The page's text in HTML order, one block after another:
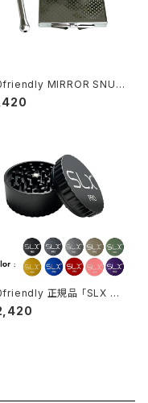
MIRROR SNUF
(ミラースナッフキット)
正規品 「SLX PR
ラインダーがフルモデルチ
ードサイズ62